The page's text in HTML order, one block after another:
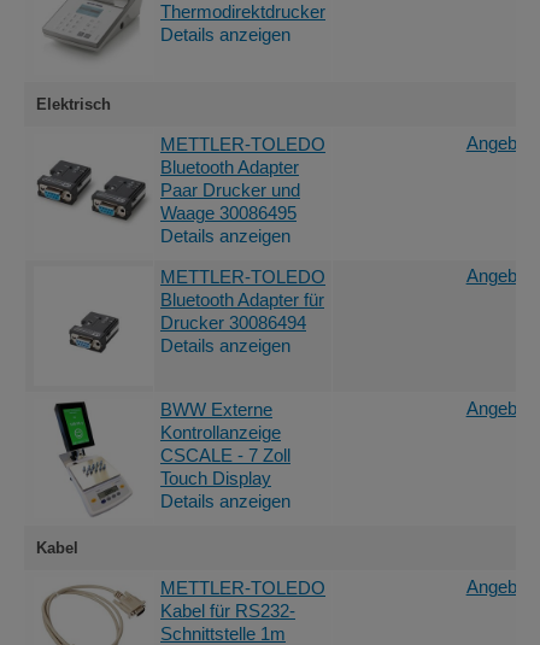
Thermodirektdrucker
Details anzeigen
Elektrisch
METTLER-TOLEDO
Bluetooth Adapter
Paar Drucker und
Waage 30086495
Details anzeigen
Angebot
METTLER-TOLEDO
Bluetooth Adapter für
Drucker 30086494
Details anzeigen
Angebot
BWW Externe
Kontrollanzeige
CSCALE - 7 Zoll
Touch Display
Details anzeigen
Angebot
Kabel
METTLER-TOLEDO
Kabel für RS232-
Schnittstelle 1m
Angebot